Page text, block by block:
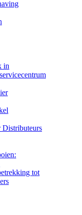
in
Distributeurs
tot